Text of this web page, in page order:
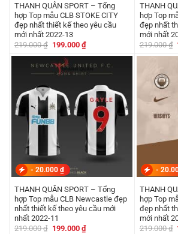
THANH QUÂN SPORT – Tổng
hợp Top mẫu CLB STOKE CITY
đẹp nhất thiết kế theo yêu cầu
mới nhất 2022-13
219.000₫ Giá
là:
219.000 ₫.
199.000 ₫Giá
hiện
tại
là:
199.000 ₫.
THANH
hợp Top mẫu CLB
đẹp nhất
mới nhất
219.000₫
- 20.000 ₫
THANH QUÂN SPORT – Tổng
hợp Top mẫu CLB Newcastle đẹp
nhất thiết kế theo yêu cầu mới
nhất 2022-11
219.000₫ Giá
199.000 ₫Giá
-
THANH
hợp Top
đẹp nhất
mới nhất
219.000₫